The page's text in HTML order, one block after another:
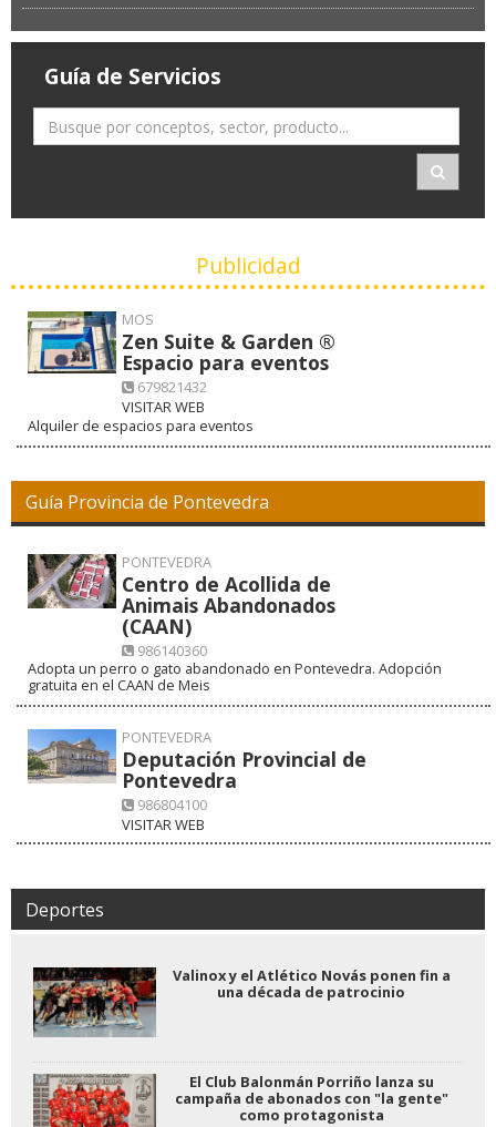
Guía de Servicios
Publicidad
MOS
Zen Suite & Garden ®
Espacio para eventos
679821432
VISITAR WEB
Alquiler de espacios para eventos
Guía Provincia de Pontevedra
PONTEVEDRA
Centro de Acollida de
Animais Abandonados
(CAAN)
986140360
Adopta un perro o gato abandonado en Pontevedra. Adopción
gratuita en el CAAN de Meis
PONTEVEDRA
Deputación Provincial de
Pontevedra
986804100
VISITAR WEB
Deportes
Valinox y el Atlético Novás ponen fin a
una década de patrocinio
El Club Balonmán Porriño lanza su
campaña de abonados con "la gente"
como protagonista